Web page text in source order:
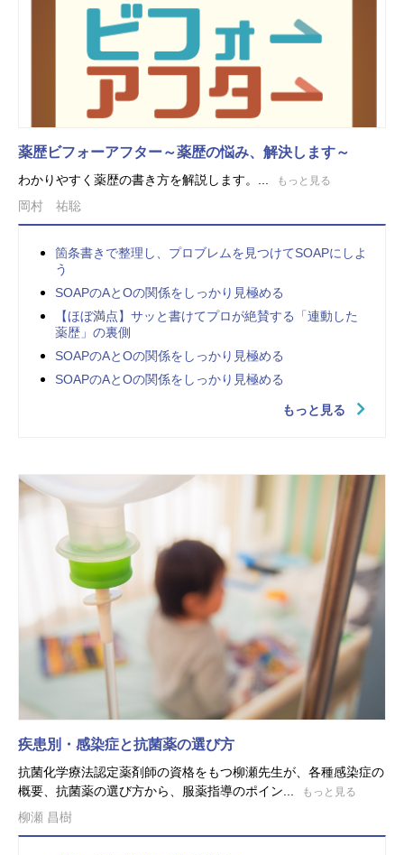
薬歴ビフォーアフター～薬歴の悩み、解決します～
わかりやすく薬歴の書き方を解説します。... もっと見る
岡村 祐聡
箇条書きで整理し、プロブレムを見つけてSOAPにしよ
う
SOAPのAとOの関係をしっかり見極める
【ほぼ満点】サッと書けてプロが絶賛する「連動した
薬歴」の裏側
SOAPのAとOの関係をしっかり見極める
SOAPのAとOの関係をしっかり見極める
もっと見る
疾患別・感染症と抗菌薬の選び方
抗菌化学療法認定薬剤師の資格をもつ柳瀬先生が、各種感染症の
概要、抗菌薬の選び方から、服薬指導のポイン...
もっと見る
柳瀬 昌樹